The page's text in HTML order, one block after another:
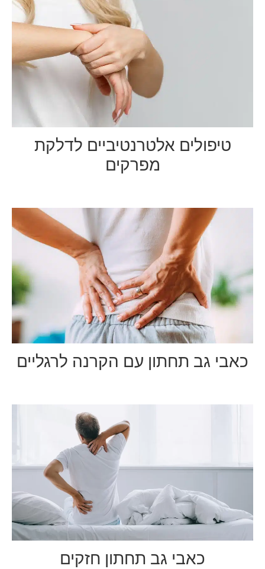
טיפולים אלטרנטיביים לדלקת
מפרקים
כאבי גב תחתון עם הקרנה לרגליים
כאבי גב תחתון חזקים